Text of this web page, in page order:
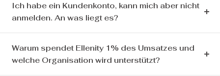
Ich habe ein Kundenkonto, kann mich aber nicht
anmelden. An was liegt es?
Warum spendet Ellenity 1% des Umsatzes und
welche Organisation wird unterstützt?